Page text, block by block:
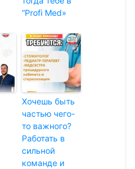
“Profi Med»
Хочешь быть
частью чего-
то важного?
Работать в
сильной
команде и